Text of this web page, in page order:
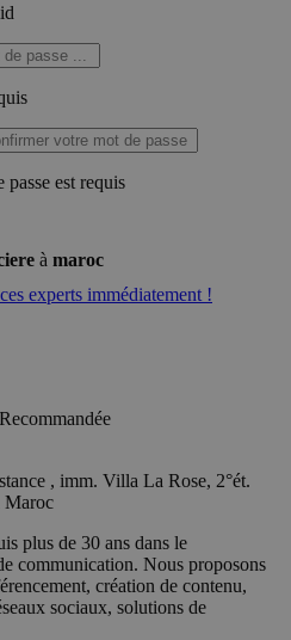
est requis
à maroc
experts immédiatement !
Recommandée
, imm. Villa La Rose, 2°ét.
Maroc
plus de 30 ans dans le
communication. Nous proposons
création de contenu,
sociaux, solutions de